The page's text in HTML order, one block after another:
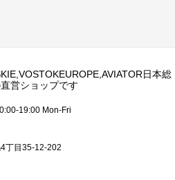
日本総
営ショップです
19:00 Mon-Fri
丁目35-12-202